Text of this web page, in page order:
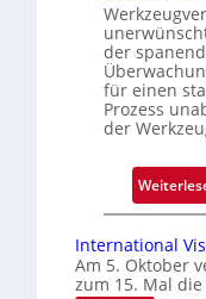
der
für einen
Prozess
der
International
Am 5. Oktober
zum 15. Mal